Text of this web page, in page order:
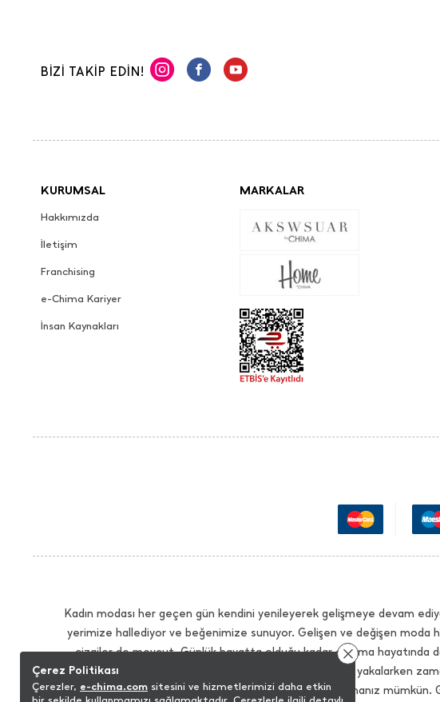
BİZİ TAKİP EDİN!
KURUMSAL
Hakkımızda
İletişim
Franchising
e-Chima Kariyer
İnsan Kaynakları
MARKALAR
Kadın modası her geçen gün kendini yenileyerek gelişmeye devam
yerimize hallediyor ve beğenimize sunuyor. Gelişen ve değişen moda
çizgiler de mevcut. Günlük hayatta olduğu kadar çalışma hayatında
İhtiyacınız olan tüm modellerde sezonun trendlerini yakalarken
sağlayacak modelleri istediğiniz renk seçenekleriyle bulmanız mümkün.
Çerez Politikası
Çerezler, e-chima.com sitesini ve hizmetlerimizi daha etkin